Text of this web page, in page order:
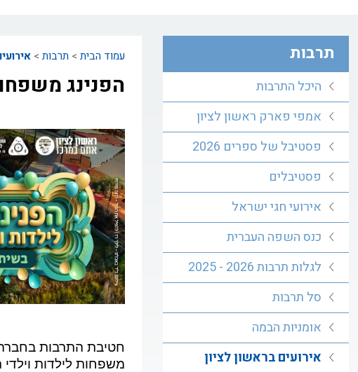
עמוד הבית >תרבות >
הפנינג
חטיבת התרבות בחברה
משפחות לילדות
תרבות
היכל התרבות
אמפי פארק ראשון לציון
פסטיבל של ספרים 2026
פסטיבלים
אירועי חגי ישראל
כנס השפה העברית
לגלות תרבות 2026 - 2025
סל תרבות
אומניות הבמה
אירועים בראשון לציון